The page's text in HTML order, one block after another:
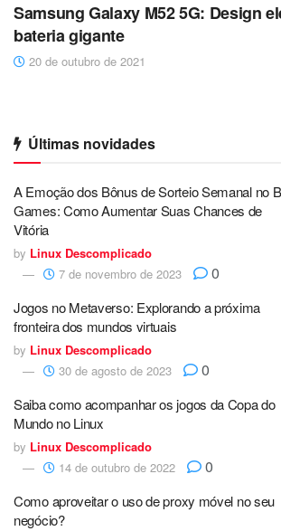
Samsung Galaxy M52 5G: Design
bateria gigante
20 de outubro de 2021
Últimas novidades
A Emoção dos Bônus de Sorteio Semanal no
Games: Como Aumentar Suas Chances de
Vitória
by Linux Descomplicado
7 de novembro de 2023
0
Jogos no Metaverso: Explorando a próxima
fronteira dos mundos virtuais
by Linux Descomplicado
30 de agosto de 2023
0
Saiba como acompanhar os jogos da Copa do
Mundo no Linux
by Linux Descomplicado
14 de outubro de 2022
0
Como aproveitar o uso de proxy móvel no seu
negócio?